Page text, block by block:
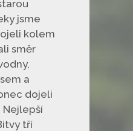
jsme
kolem
směr
a
dojeli
Nejlepší
tří